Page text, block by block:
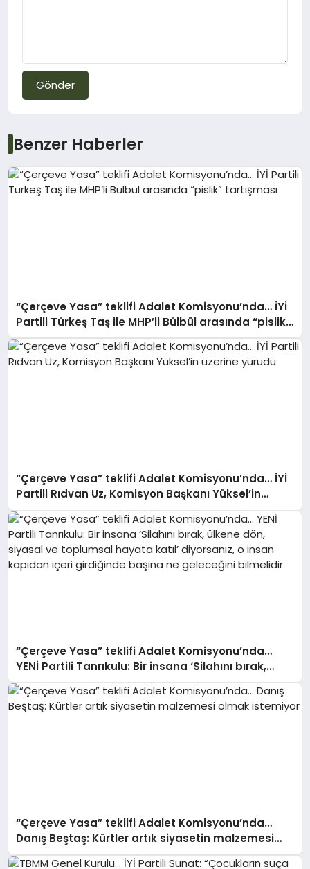
Gönder
Benzer Haberler
“Çerçeve Yasa” teklifi Adalet Komisyonu’nda… İYİ
Partili Türkeş Taş ile MHP’li Bülbül arasında “pislik”
tartışması
“Çerçeve Yasa” teklifi Adalet Komisyonu’nda… İYİ
Partili Rıdvan Uz, Komisyon Başkanı Yüksel’in
üzerine yürüdü
“Çerçeve Yasa” teklifi Adalet Komisyonu’nda…
YENİ Partili Tanrıkulu: Bir insana ‘Silahını bırak,
ülkene dön, siyasal ve toplumsal hayata katıl’
diyorsanız, o insan kapıdan içeri girdiğinde başına
ne geleceğini bilmelidir
“Çerçeve Yasa” teklifi Adalet Komisyonu’nda…
Danış Beştaş: Kürtler artık siyasetin malzemesi
olmak istemiyor